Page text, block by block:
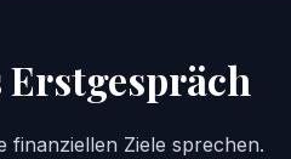
Erstgespräch
finanziellen Ziele sprechen.